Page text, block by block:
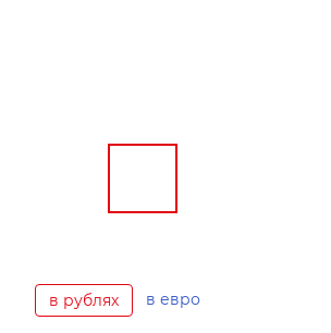
в рублях в евро